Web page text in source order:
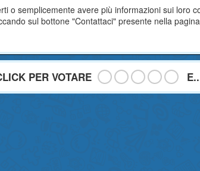
o semplicemente avere più informazioni sui loro
sul bottone "Contattaci" presente nella
PER VOTARE